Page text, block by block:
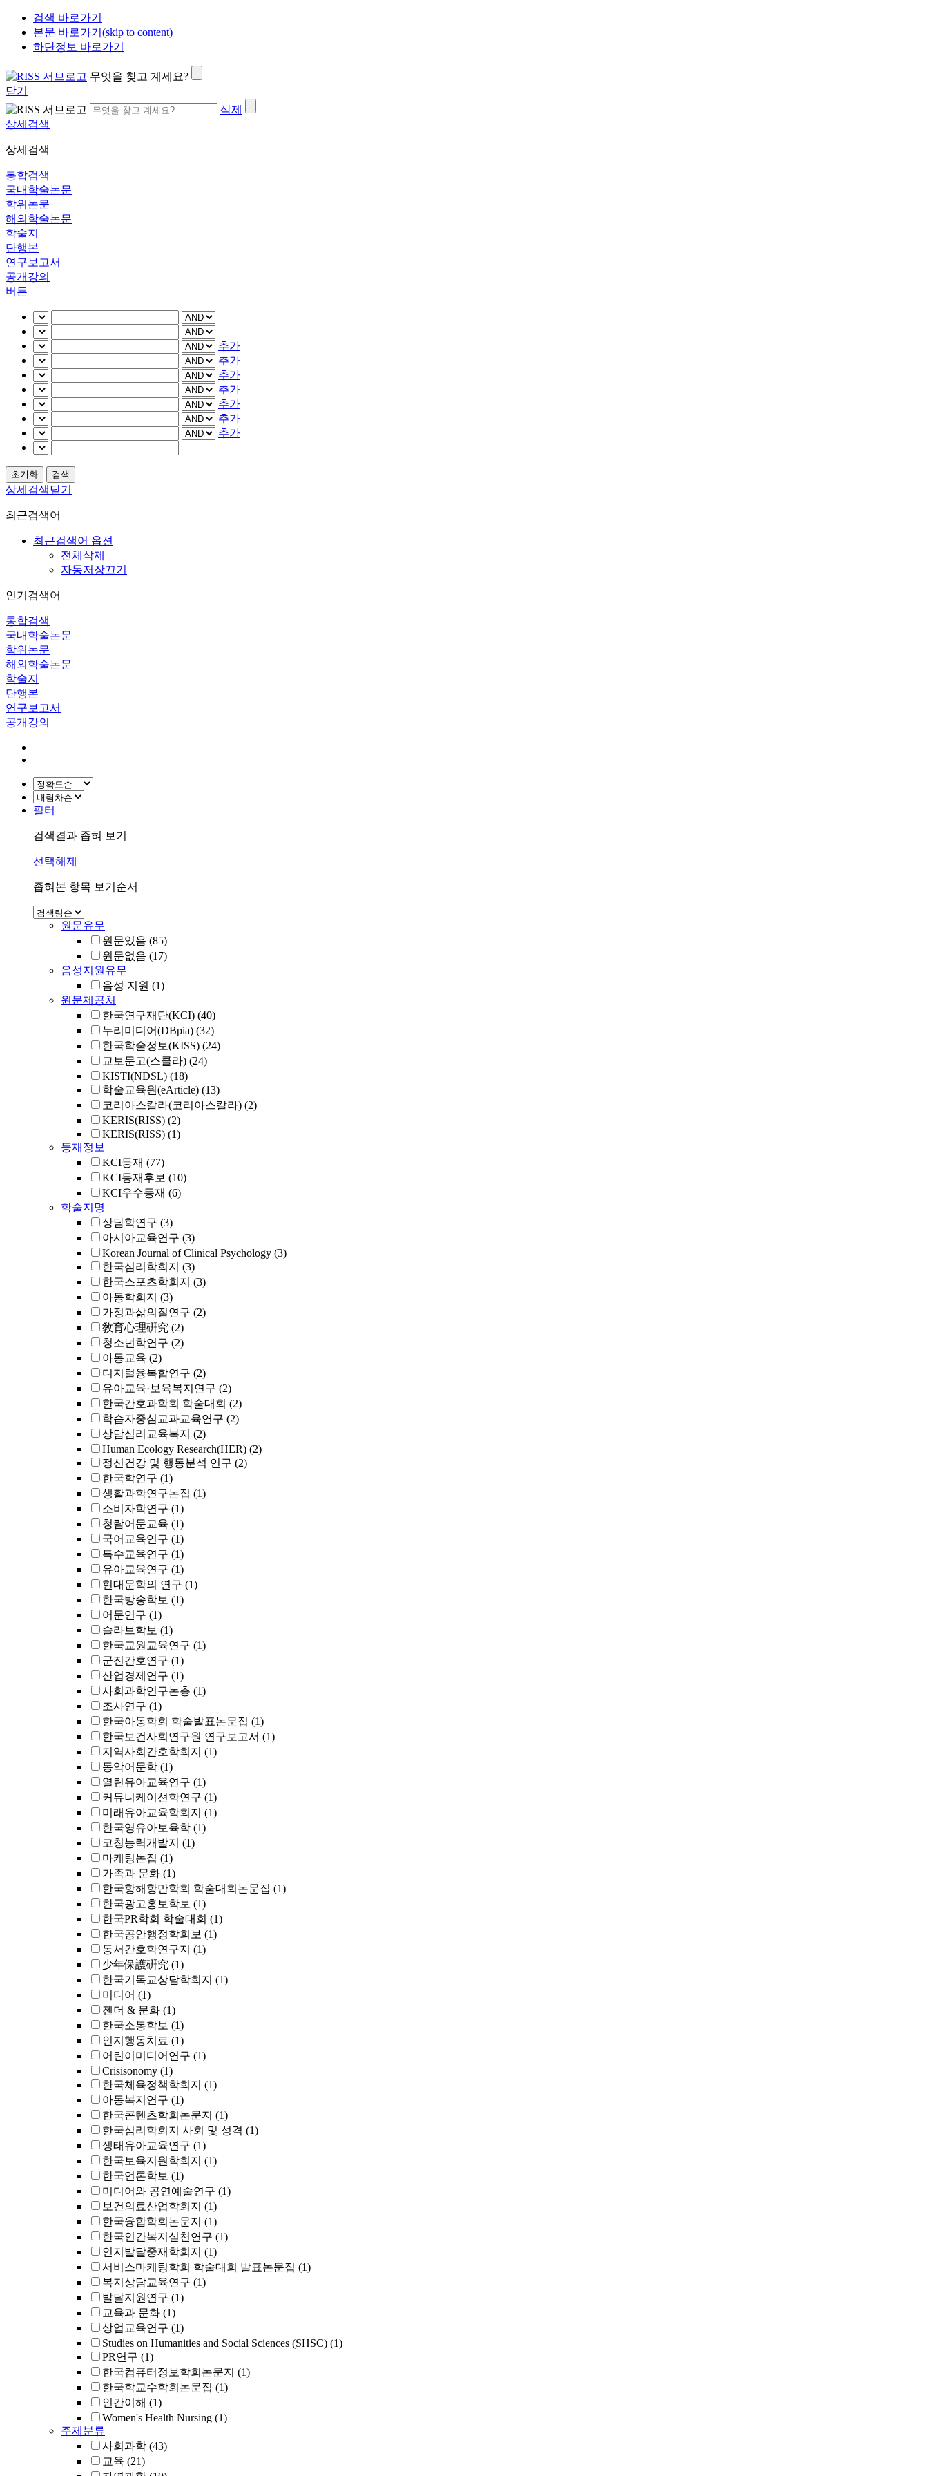
검색 바로가기
본문 바로가기(skip to content)
하단정보 바로가기
무엇을 찾고 계세요?
닫기
삭제
상세검색
상세검색
통합검색
국내학술논문
학위논문
해외학술논문
학술지
단행본
연구보고서
공개강의
버튼
추가
추가
추가
추가
추가
추가
추가
상세검색닫기
최근검색어
최근검색어 옵션
전체삭제
자동저장끄기
인기검색어
통합검색
국내학술논문
학위논문
해외학술논문
학술지
단행본
연구보고서
공개강의
필터
검색결과 좁혀 보기
선택해제
좁혀본 항목 보기순서
원문유무
원문있음 (85)
원문없음 (17)
음성지원유무
음성 지원 (1)
원문제공처
한국연구재단(KCI) (40)
누리미디어(DBpia) (32)
한국학술정보(KISS) (24)
교보문고(스콜라) (24)
KISTI(NDSL) (18)
학술교육원(eArticle) (13)
코리아스칼라(코리아스칼라) (2)
KERIS(RISS) (2)
KERIS(RISS) (1)
등재정보
KCI등재 (77)
KCI등재후보 (10)
KCI우수등재 (6)
학술지명
상담학연구 (3)
아시아교육연구 (3)
Korean Journal of Clinical Psychology (3)
한국심리학회지 (3)
한국스포츠학회지 (3)
아동학회지 (3)
가정과삶의질연구 (2)
敎育心理硏究 (2)
청소년학연구 (2)
아동교육 (2)
디지털융복합연구 (2)
유아교육·보육복지연구 (2)
한국간호과학회 학술대회 (2)
학습자중심교과교육연구 (2)
상담심리교육복지 (2)
Human Ecology Research(HER) (2)
정신건강 및 행동분석 연구 (2)
한국학연구 (1)
생활과학연구논집 (1)
소비자학연구 (1)
청람어문교육 (1)
국어교육연구 (1)
특수교육연구 (1)
유아교육연구 (1)
현대문학의 연구 (1)
한국방송학보 (1)
어문연구 (1)
슬라브학보 (1)
한국교원교육연구 (1)
군진간호연구 (1)
산업경제연구 (1)
사회과학연구논총 (1)
조사연구 (1)
한국아동학회 학술발표논문집 (1)
한국보건사회연구원 연구보고서 (1)
지역사회간호학회지 (1)
동악어문학 (1)
열린유아교육연구 (1)
커뮤니케이션학연구 (1)
미래유아교육학회지 (1)
한국영유아보육학 (1)
코칭능력개발지 (1)
마케팅논집 (1)
가족과 문화 (1)
한국항해항만학회 학술대회논문집 (1)
한국광고홍보학보 (1)
한국PR학회 학술대회 (1)
한국공안행정학회보 (1)
동서간호학연구지 (1)
少年保護硏究 (1)
한국기독교상담학회지 (1)
미디어 (1)
젠더 & 문화 (1)
한국소통학보 (1)
인지행동치료 (1)
어린이미디어연구 (1)
Crisisonomy (1)
한국체육정책학회지 (1)
아동복지연구 (1)
한국콘텐츠학회논문지 (1)
한국심리학회지 사회 및 성격 (1)
생태유아교육연구 (1)
한국보육지원학회지 (1)
한국언론학보 (1)
미디어와 공연예술연구 (1)
보건의료산업학회지 (1)
한국융합학회논문지 (1)
한국인간복지실천연구 (1)
인지발달중재학회지 (1)
서비스마케팅학회 학술대회 발표논문집 (1)
복지상담교육연구 (1)
발달지원연구 (1)
교육과 문화 (1)
상업교육연구 (1)
Studies on Humanities and Social Sciences (SHSC) (1)
PR연구 (1)
한국컴퓨터정보학회논문지 (1)
한국학교수학회논문집 (1)
인간이해 (1)
Women's Health Nursing (1)
주제분류
사회과학 (43)
교육 (21)